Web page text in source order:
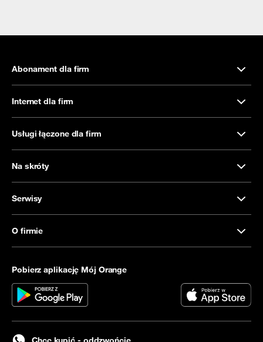
Abonament dla firm
Internet dla firm
Usługi łączone dla firm
Na skróty
Serwisy
O firmie
Pobierz aplikację Mój Orange